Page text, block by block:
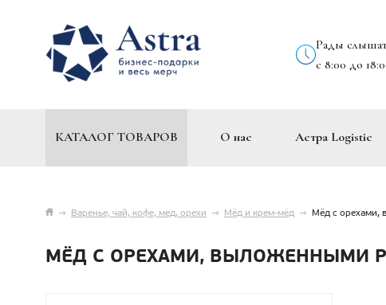
Рады
с 8:00 до
КАТАЛОГ ТОВАРОВ О нас Астра Logistic
→ Варенье, чай, кофе, мед, орехи → Мёд и крем-мёд → Мёд с орехами,
МЁД С ОРЕХАМИ, ВЫЛОЖЕННЫМИ